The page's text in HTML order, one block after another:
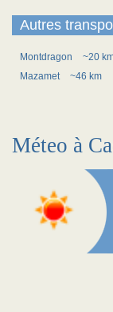
Autres
Montdragon
~20
Mazamet
~46 km
Méteo à